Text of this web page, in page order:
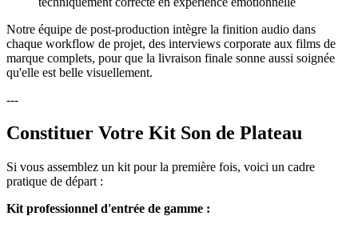
Notre équipe de post-production intègre la finition audio dans
chaque workflow de projet, des interviews corporate aux films de
marque complets, pour que la livraison finale sonne aussi soignée
qu'elle est belle visuellement.
---
Constituer Votre Kit Son de Plateau
Si vous assemblez un kit pour la première fois, voici un cadre
pratique de départ :
Kit professionnel d'entrée de gamme :